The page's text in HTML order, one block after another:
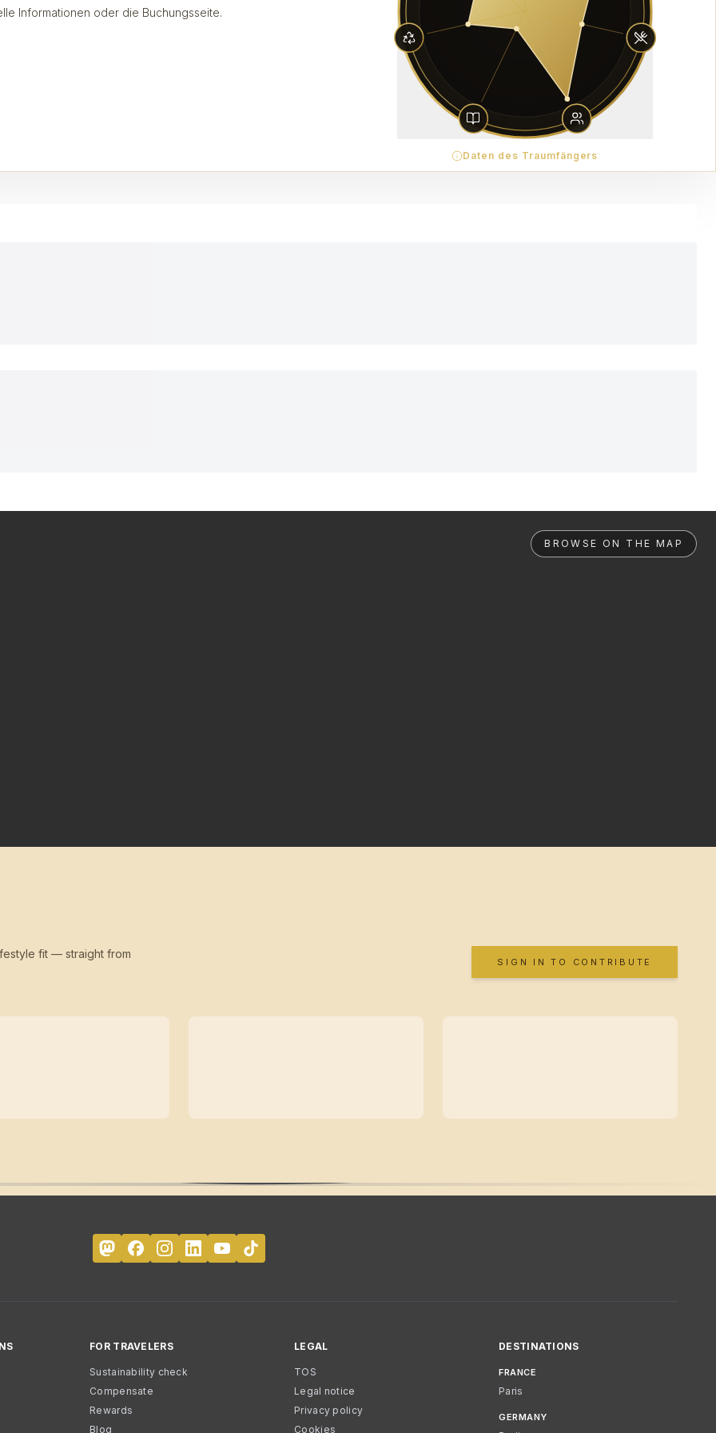
Informationen oder die Buchungsseite.
Daten des Traumfängers
BROWSE ON THE MAP
fit — straight from
SIGN IN TO CONTRIBUTE
FOR TRAVELERS
Sustainability check
Compensate
Rewards
Blog
LEGAL
TOS
Legal notice
Privacy policy
Cookies
DESTINATIONS
FRANCE
Paris
GERMANY